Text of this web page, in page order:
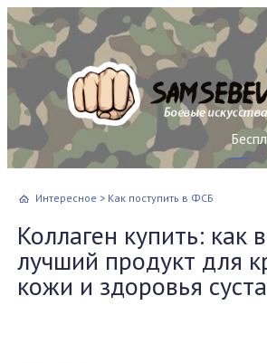
Интересное > Как поступить в ФСБ
Коллаген купить: как
лучший продукт для
кожи и здоровья